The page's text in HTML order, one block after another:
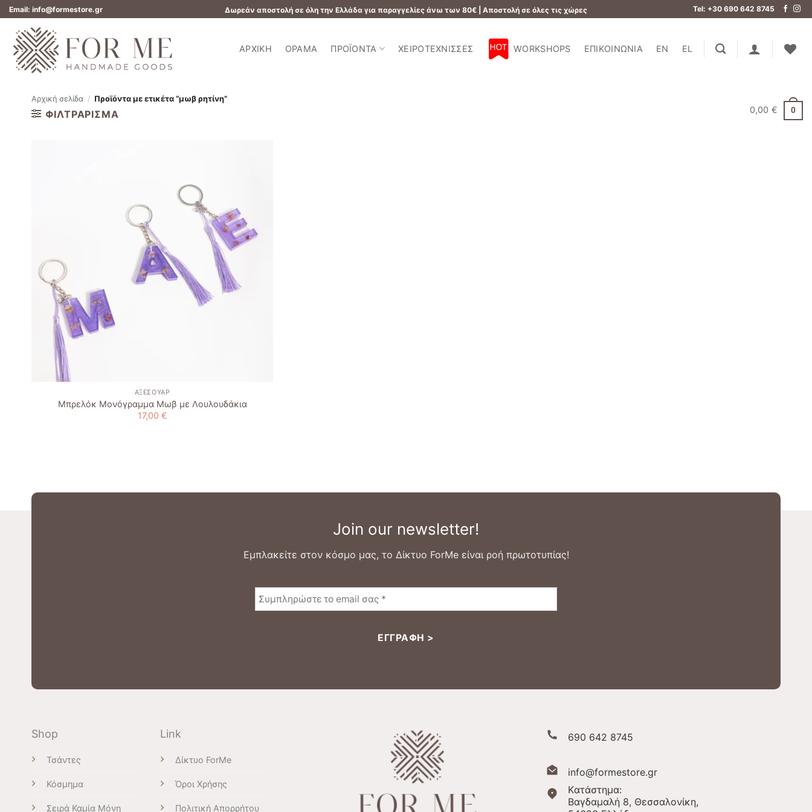
Μετάβαση
στο
περιεχόμενο
Email: info@formestore.gr Δωρεάν αποστολή σε όλη την Ελλάδα για παραγγελίες άνω των 80€ | Αποστολή σε όλες τις χώρες Tel: +30 690 642 8745
ΑΡΧΙΚΉ ΌΡΑΜΑ ΠΡΟΪΌΝΤΑ ΧΕΙΡΟΤΈΧΝΙΣΣΕΣ WORKSHOPS ΕΠΙΚΟΙΝΩΝΊΑ EN EL
0,00€ 0
Αρχική σελίδα / Προϊόντα με ετικέτα “μωβ ρητίνη”
ΦΙΛΤΡΆΡΙΣΜΑ
ΑΞΕΣΟΥΆΡ
Μπρελόκ Μονόγραμμα Μωβ με Λουλουδάκια
17,00 €
Join our newsletter!
Εμπλακείτε στον κόσμο μας, το Δίκτυο ForMe είναι ροή πρωτοτυπίας!
Shop
Τσάντες
Κόσμημα
Σειρά Καμία Μόνη
Link
Δίκτυο ForMe
Όροι Χρήσης
Πολιτική Απορρήτου
690 642 8745
info@formestore.gr
Kατάστημα:
Βαγδαμαλή 8, Θεσσαλονίκη,